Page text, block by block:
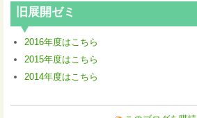
旧展開ゼミ
2016年度はこちら
2015年度はこちら
2014年度はこちら